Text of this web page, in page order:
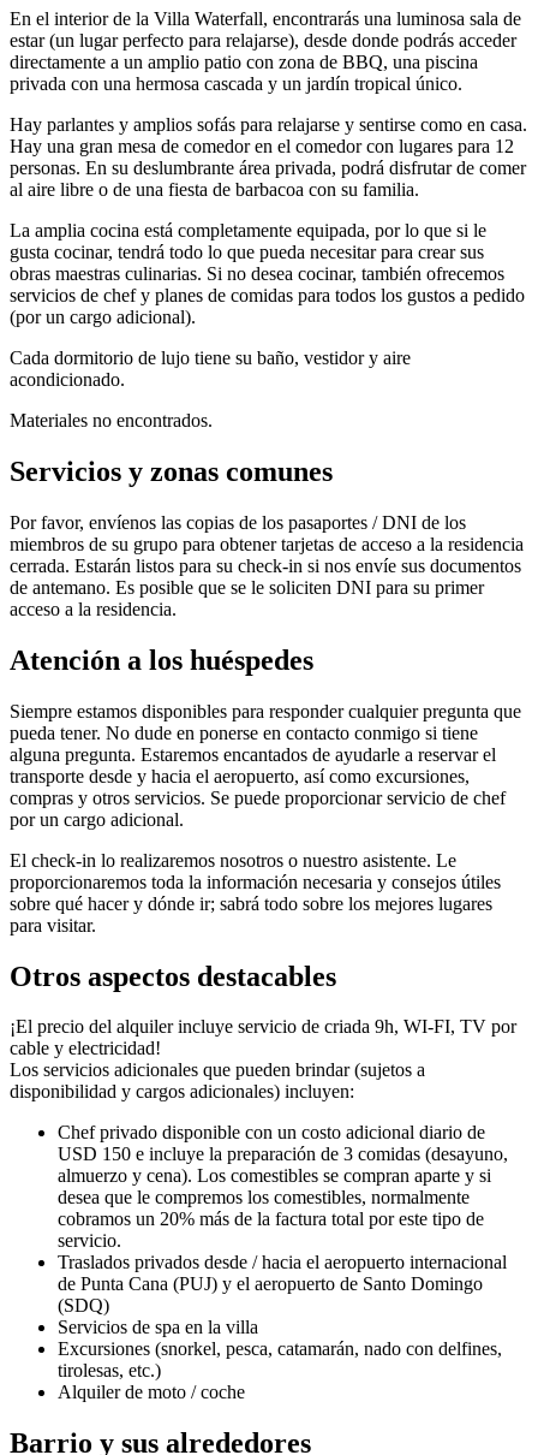
En el interior de la Villa Waterfall, encontrarás una luminosa sala de
estar (un lugar perfecto para relajarse), desde donde podrás acceder
directamente a un amplio patio con zona de BBQ, una piscina
privada con una hermosa cascada y un jardín tropical único.
Hay parlantes y amplios sofás para relajarse y sentirse como en casa.
Hay una gran mesa de comedor en el comedor con lugares para 12
personas. En su deslumbrante área privada, podrá disfrutar de comer
al aire libre o de una fiesta de barbacoa con su familia.
La amplia cocina está completamente equipada, por lo que si le
gusta cocinar, tendrá todo lo que pueda necesitar para crear sus
obras maestras culinarias. Si no desea cocinar, también ofrecemos
servicios de chef y planes de comidas para todos los gustos a pedido
(por un cargo adicional).
Cada dormitorio de lujo tiene su baño, vestidor y aire
acondicionado.
Materiales no encontrados.
Servicios y zonas comunes
Por favor, envíenos las copias de los pasaportes / DNI de los
miembros de su grupo para obtener tarjetas de acceso a la residencia
cerrada. Estarán listos para su check-in si nos envíe sus documentos
de antemano. Es posible que se le soliciten DNI para su primer
acceso a la residencia.
Atención a los huéspedes
Siempre estamos disponibles para responder cualquier pregunta que
pueda tener. No dude en ponerse en contacto conmigo si tiene
alguna pregunta. Estaremos encantados de ayudarle a reservar el
transporte desde y hacia el aeropuerto, así como excursiones,
compras y otros servicios. Se puede proporcionar servicio de chef
por un cargo adicional.
El check-in lo realizaremos nosotros o nuestro asistente. Le
proporcionaremos toda la información necesaria y consejos útiles
sobre qué hacer y dónde ir; sabrá todo sobre los mejores lugares
para visitar.
Otros aspectos destacables
¡El precio del alquiler incluye servicio de criada 9h, WI-FI, TV por
cable y electricidad!
Los servicios adicionales que pueden brindar (sujetos a
disponibilidad y cargos adicionales) incluyen:
Chef privado disponible con un costo adicional diario de
USD 150 e incluye la preparación de 3 comidas (desayuno,
almuerzo y cena). Los comestibles se compran aparte y si
desea que le compremos los comestibles, normalmente
cobramos un 20% más de la factura total por este tipo de
servicio.
Traslados privados desde / hacia el aeropuerto internacional
de Punta Cana (PUJ) y el aeropuerto de Santo Domingo
(SDQ)
Servicios de spa en la villa
Excursiones (snorkel, pesca, catamarán, nado con delfines,
tirolesas, etc.)
Alquiler de moto / coche
Barrio y sus alrededores